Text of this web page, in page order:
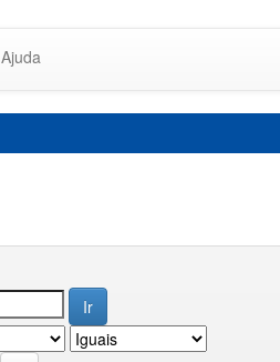
Ajuda